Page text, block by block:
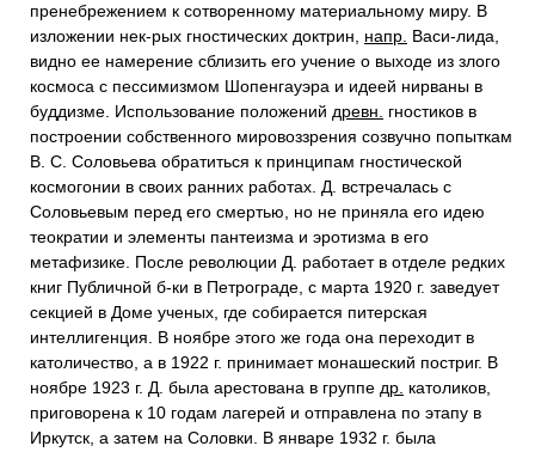
пренебрежением к сотворенному материальному миру. В
изложении нек-рых гностических доктрин, напр. Васи-лида,
видно ее намерение сблизить его учение о выходе из злого
космоса с пессимизмом Шопенгауэра и идеей нирваны в
буддизме. Использование положений древн.
гностиков в
построении собственного мировоззрения созвучно попыткам
В. С. Соловьева обратиться к принципам гностической
космогонии в своих ранних работах. Д. встречалась с
Соловьевым перед его смертью, но не приняла его идею
теократии и элементы пантеизма и эротизма в его
метафизике. После революции Д. работает в отделе редких
книг Публичной б-ки в Петрограде, с марта 1920 г. заведует
секцией в Доме ученых, где собирается питерская
интеллигенция. В ноябре этого же года она переходит в
католичество, а в 1922 г. принимает монашеский постриг. В
ноябре 1923 г. Д. была арестована в группе др. католиков,
приговорена к 10 годам лагерей и отправлена по этапу в
Иркутск, а затем на Соловки. В январе 1932 г. была